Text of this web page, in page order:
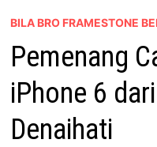
BILA BRO FRAMESTONE
Pemenang
iPhone 6
Denaihati